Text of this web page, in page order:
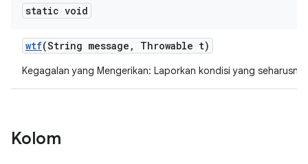
static void
wtf(String message , Throwable t)
Kegagalan yang Mengerikan: Laporkan kondisi yang
Kolom